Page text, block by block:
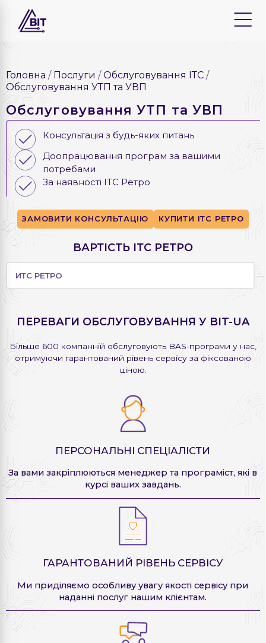
Головна Послуги
Обслуговування ІТС
Обслуговування УТП та УВП
Обслуговування УТП та УВП
Консультація з будь-яких питань
Доопрацювання програм за вашими
потребами
За наявності ІТС Ретро
ЗАМОВИТИ КОНСУЛЬТАЦІЮ КУПИТИ ІТС РЕТРО
ВАРТІСТЬ ІТС РЕТРО
ИТС РЕТРО
ПЕРЕВАГИ ОБСЛУГОВУВАННЯ У BIT-UA
Більше 600 компанній обслуговують BAS-програми у нас,
отримуючи гарантований рівень сервісу за фіксованою
ціною.
ПЕРСОНАЛЬНІ СПЕЦІАЛІСТИ
За вами закріплюються менеджер та програміст, які в
курсі ваших завдань.
ГАРАНТОВАНИЙ РІВЕНЬ СЕРВІСУ
Ми приділяємо особливу увагу якості сервісу при
наданні послуг нашим клієнтам.